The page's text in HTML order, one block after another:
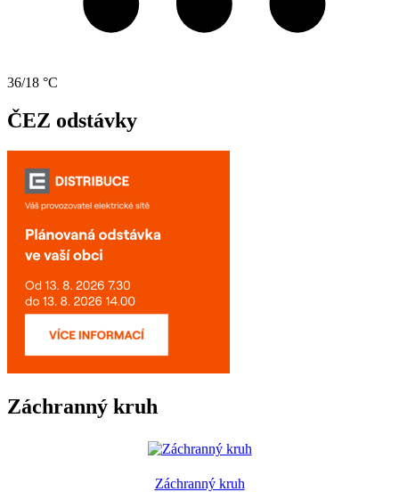
36/18 °C
ČEZ odstávky
Záchranný kruh
Záchranný kruh